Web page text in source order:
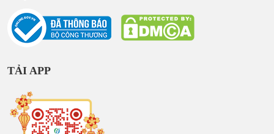
TẢI APP